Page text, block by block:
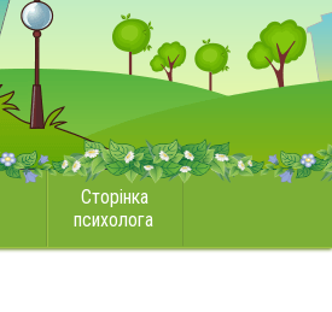
Сторінка
психолога